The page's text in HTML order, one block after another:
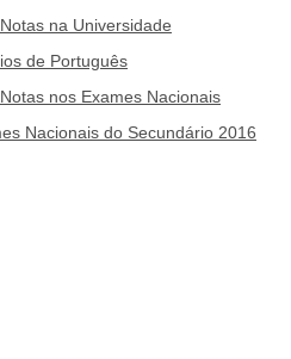
na Universidade
de Português
nos Exames Nacionais
Nacionais do Secundário 2016